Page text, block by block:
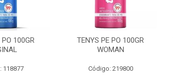
100GR
118877
TENYS PE PO 100GR
WOMAN
Código: 219800